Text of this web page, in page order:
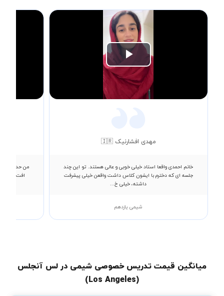
Play
Video
مهدی افشارنیک 🇮🇷
خانم احمدی واقعا استاد خیلی خوبی و عالی هستند. تو این چند
جلسه ای که دخترم با ایشون کلاس داشت واقعن خیلی پیشرفت
داشته، خیلی خ...
شیمی یازدهم
من حدود دو
افت نمره
میانگین قیمت تدریس خصوصی شیمی در لس آنجلس
(Los Angeles)